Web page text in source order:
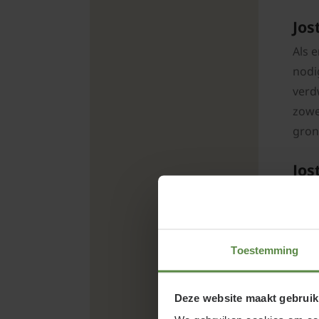
Toestemming
Deze website maakt
Als
en
een